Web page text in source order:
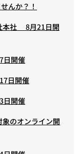
んか？！
本社 8月21日開
日開催
日開催
日開催
のオンライン開